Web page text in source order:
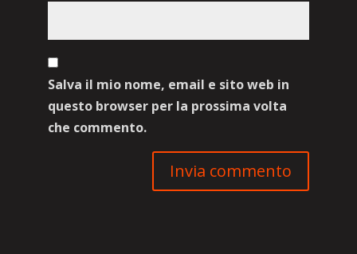
Salva il mio nome, email e sito web in
questo browser per la prossima volta
che commento.